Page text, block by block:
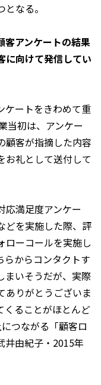
なる。
客アンケートの結果
に向けて発信してい
ケートをきわめて重
当初は、アンケー
顧客が指摘した内容
お礼として送付して
応満足度アンケー
どを実施した際、評
ローコールを実施し
らからコンタクトす
まいそうだが、実際
ありがとうございま
くることがほとんど
つながる「顧客ロ
井由紀子・2015年